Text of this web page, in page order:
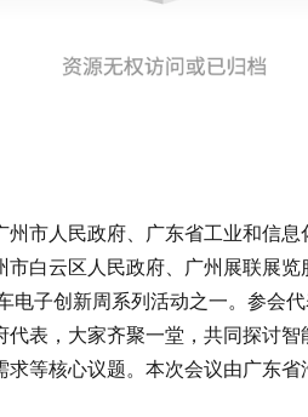
州市人民政府、广东省工业和信
市白云区人民政府、广州展联展
电子创新周系列活动之一。参会
代表，大家齐聚一堂，共同探讨
求等核心议题。本次会议由广东省